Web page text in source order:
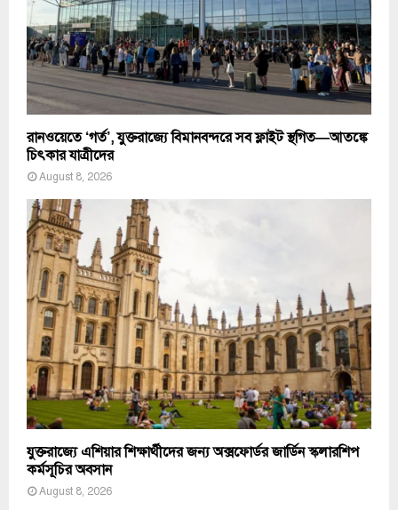
রানওয়েতে ‘গর্ত’, যুক্তরাজ্যে বিমানবন্দরে সব ফ্লাইট স্থগিত—আতঙ্কে
চিৎকার যাত্রীদের
August 8, 2026
যুক্তরাজ্যে এশিয়ার শিক্ষার্থীদের জন্য অক্সফোর্ডর জার্ডিন স্কলারশিপ
কর্মসূচির অবসান
August 8, 2026